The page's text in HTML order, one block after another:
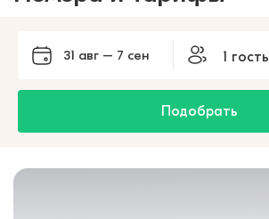
31 авг – 7 сен 1 гость
Подобрать